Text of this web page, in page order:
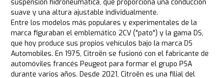
suspensión hidroneumática, que proporciona una conducción
suave y una altura ajustable individualmente.
Entre los modelos más populares y experimentales de la
marca figuraban el emblemático 2CV ("pato") y la gama DS,
que hoy produce sus propios vehículos bajo la marca DS
Automobiles. En 1975, Citroën se fusionó con el fabricante de
automóviles francés Peugeot para formar el grupo PSA
durante varios años. Desde 2021, Citroën es una filial del